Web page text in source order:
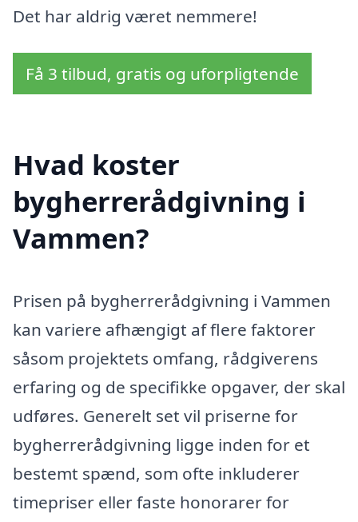
Det har aldrig været nemmere!
Få 3 tilbud, gratis og uforpligtende
Hvad koster
bygherrerådgivning i
Vammen?
Prisen på bygherrerådgivning i Vammen
kan variere afhængigt af flere faktorer
såsom projektets omfang, rådgiverens
erfaring og de specifikke opgaver, der skal
udføres. Generelt set vil priserne for
bygherrerådgivning ligge inden for et
bestemt spænd, som ofte inkluderer
timepriser eller faste honorarer for